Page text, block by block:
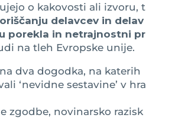
o kakovosti ali izvoru, t
delavcev in delav
porekla in netrajnostni pr
na tleh Evropske unije.
dva dogodka, na katerih
‘nevidne sestavine’ v hra
zgodbe, novinarsko razisk